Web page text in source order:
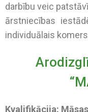
darbību veic
ārstniecības
individuālais
Kvalifikācija: